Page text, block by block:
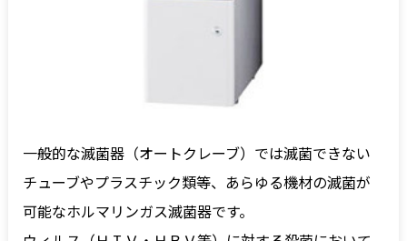
一般的な滅菌器（オートクレーブ）では滅菌できない
チューブやプラスチック類等、あらゆる機材の滅菌が
可能なホルマリンガス滅菌器です。